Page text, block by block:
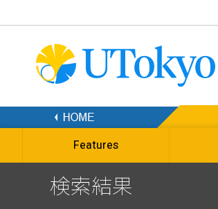
Features
検索結果